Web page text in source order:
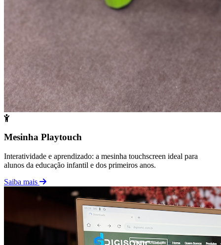
Mesinha Playtouch
Interatividade e aprendizado: a mesinha touchscreen ideal para
alunos da educação infantil e dos primeiros anos.
Saiba mais